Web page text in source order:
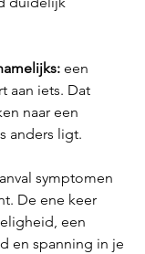
een
aan iets. Dat
naar een
anders ligt.
symptomen
De ene keer
een
en spanning in je